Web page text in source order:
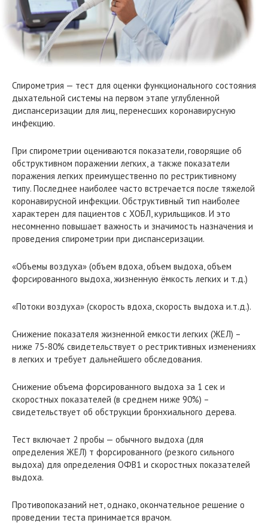
Спирометрия — тест для оценки функционального состояния
дыхательной системы на первом этапе углубленной
диспансеризации для лиц, перенесших коронавирусную
инфекцию.
При спирометрии оцениваются показатели, говорящие об
обструктивном поражении легких, а также показатели
поражения легких преимущественно по рестриктивному
типу. Последнее наиболее часто встречается после тяжелой
коронавирусной инфекции. Обструктивный тип наиболее
характерен для пациентов с ХОБЛ, курильщиков. И это
несомненно повышает важность и значимость назначения и
проведения спирометрии при диспансеризации.
«Объемы воздуха» (объем вдоха, объем выдоха, объем
форсированного выдоха, жизненную ёмкость легких и т.д.)
«Потоки воздуха» (скорость вдоха, скорость выдоха и.т.д.).
Снижение показателя жизненной емкости легких (ЖЕЛ) –
ниже 75-80% свидетельствует о рестриктивных изменениях
в легких и требует дальнейшего обследования.
Снижение объема форсированного выдоха за 1 сек и
скоростных показателей (в среднем ниже 90%) –
свидетельствует об обструкции бронхиального дерева.
Тест включает 2 пробы — обычного выдоха (для
определения ЖЕЛ) т форсированного (резкого сильного
выдоха) для определения ОФВ1 и скоростных показателей
выдоха.
Противопоказаний нет, однако, окончательное решение о
проведении теста принимается врачом.